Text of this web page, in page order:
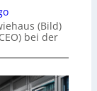
(Bild)
bei der